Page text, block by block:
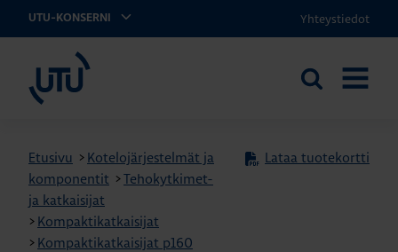
UTU-KONSERNI Yhteystiedot
Etsi
Etusivu > Kotelojärjestelmät ja
komponentit >Tehokytkimet-
ja katkaisijat
> Kompaktikatkaisijat
> Kompaktikatkaisijat p160
Lataa tuotekortti